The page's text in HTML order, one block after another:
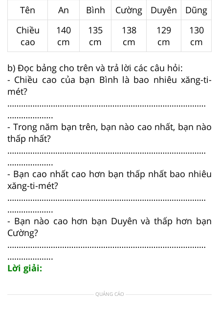
Tên
An Bình Cường Duyên
Dũng
Chiều
cao
140
cm
135
cm
138
cm
129
cm
130
cm
b) Đọc bảng cho trên và trả lời các câu hỏi:
- Chiều cao của bạn Bình là bao nhiêu xăng-ti-
mét?
……………………………………………………………………………
………………..
- Trong năm bạn trên, bạn nào cao nhất, bạn nào
thấp nhất?
……………………………………………………………………………
………………..
- Bạn cao nhất cao hơn bạn thấp nhất bao nhiêu
xăng-ti-mét?
……………………………………………………………………………
………………..
- Bạn nào cao hơn bạn Duyên và thấp hơn bạn
Cường?
……………………………………………………………………………
………………..
Lời giải:
QUẢNG CÁO